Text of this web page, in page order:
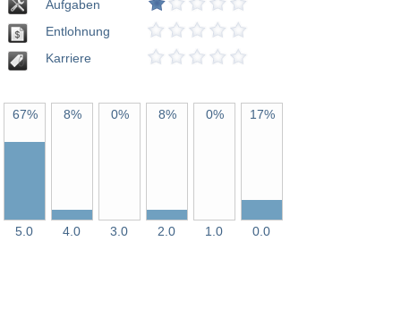
Aufgaben
Entlohnung
Karriere
67%
5.0
8%
4.0
0%
3.0
8%
2.0
0%
1.0
17%
0.0